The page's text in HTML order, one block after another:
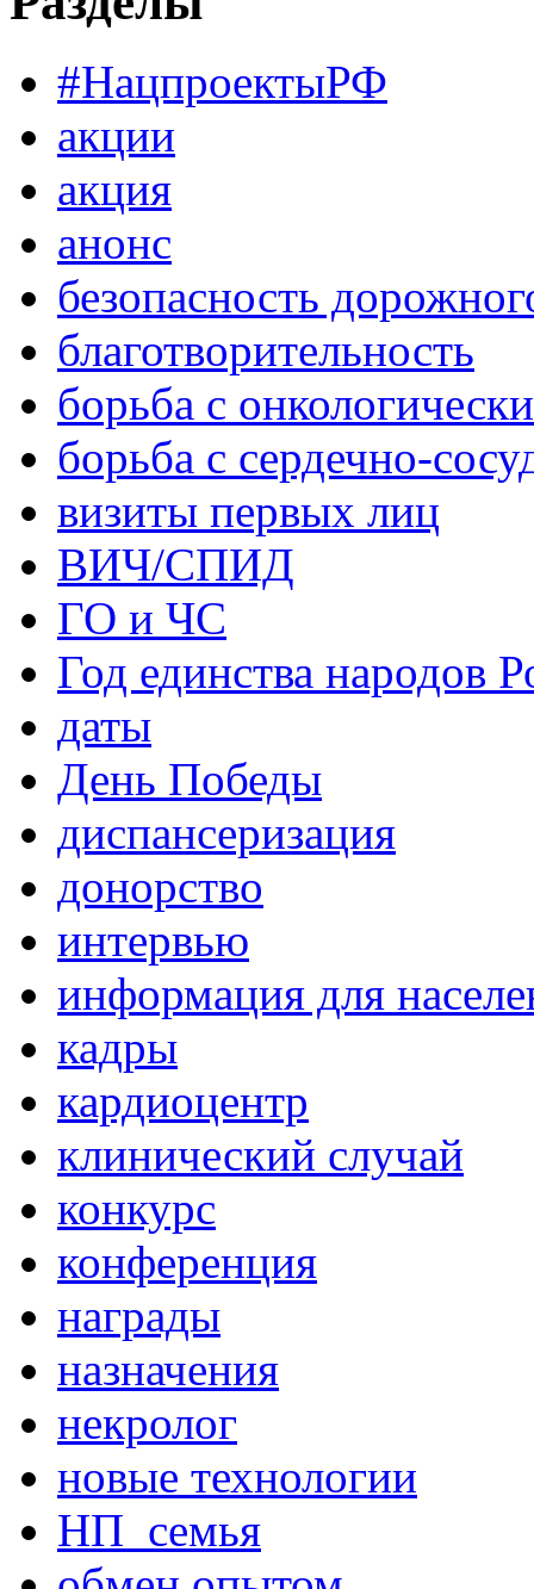
#НацпроектыРФ
акции
акция
анонс
безопасность
благотворительность
борьба с
борьба с сердечно-
визиты первых лиц
ВИЧ/СПИД
ГО и ЧС
Год единства народов
даты
День Победы
диспансеризация
донорство
интервью
информация для
кадры
кардиоцентр
клинический случай
конкурс
конференция
награды
назначения
некролог
новые технологии
НП_семья